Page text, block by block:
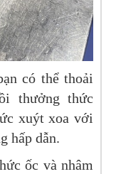
có thể thoải
thưởng thức
xuýt xoa với
hấp dẫn.
ốc và nhâm